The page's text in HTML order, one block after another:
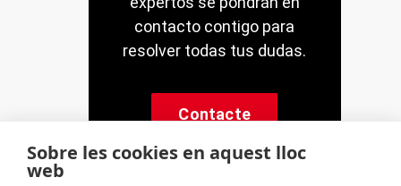
contacto contigo para
resolver todas tus dudas.
Contacte
Sobre les cookies en aquest lloc
web